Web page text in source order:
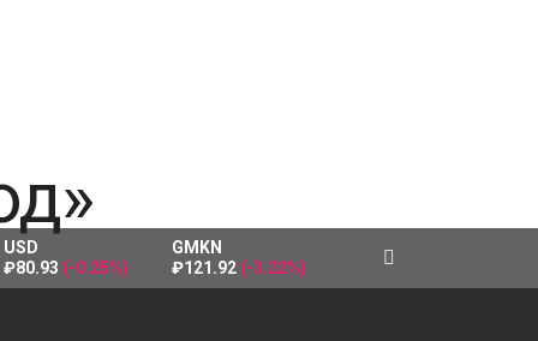
USD
₽80.93 (-0.25%)
GMKN
₽121.92 (-3.22%)